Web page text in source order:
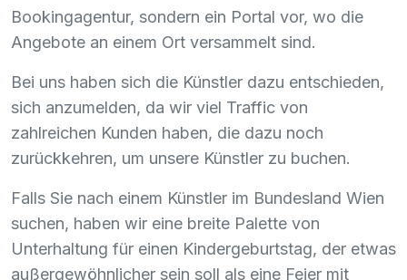
Bookingagentur, sondern ein Portal vor, wo die
Angebote an einem Ort versammelt sind.
Bei uns haben sich die Künstler dazu entschieden,
sich anzumelden, da wir viel Traffic von
zahlreichen Kunden haben, die dazu noch
zurückkehren, um unsere Künstler zu buchen.
Falls Sie nach einem Künstler im Bundesland Wien
suchen, haben wir eine breite Palette von
Unterhaltung für einen Kindergeburtstag, der etwas
außergewöhnlicher sein soll als eine Feier mit